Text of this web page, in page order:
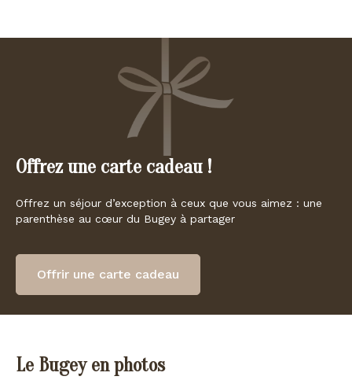
Offrez une carte cadeau !
Offrez un séjour d’exception à ceux que vous aimez : une
parenthèse au cœur du Bugey à partager
Offrir une carte cadeau
Le Bugey en photos